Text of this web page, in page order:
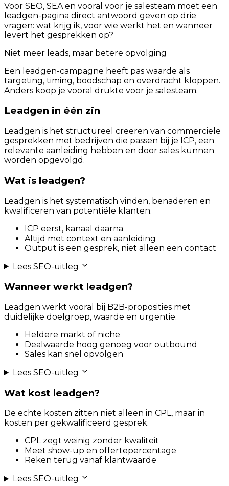
Voor SEO, SEA en vooral voor je salesteam moet een
leadgen-pagina direct antwoord geven op drie
vragen: wat krijg ik, voor wie werkt het en wanneer
levert het gesprekken op?
Niet meer leads, maar betere opvolging
Een leadgen-campagne heeft pas waarde als
targeting, timing, boodschap en overdracht kloppen.
Anders koop je vooral drukte voor je salesteam.
Leadgen in één zin
Leadgen is het structureel creëren van commerciële
gesprekken met bedrijven die passen bij je ICP, een
relevante aanleiding hebben en door sales kunnen
worden opgevolgd.
Wat is leadgen?
Leadgen is het systematisch vinden, benaderen en
kwalificeren van potentiële klanten.
ICP eerst, kanaal daarna
Altijd met context en aanleiding
Output is een gesprek, niet alleen een contact
Lees SEO-uitleg
Wanneer werkt leadgen?
Leadgen werkt vooral bij B2B-proposities met
duidelijke doelgroep, waarde en urgentie.
Heldere markt of niche
Dealwaarde hoog genoeg voor outbound
Sales kan snel opvolgen
Lees SEO-uitleg
Wat kost leadgen?
De echte kosten zitten niet alleen in CPL, maar in
kosten per gekwalificeerd gesprek.
CPL zegt weinig zonder kwaliteit
Meet show-up en offertepercentage
Reken terug vanaf klantwaarde
Lees SEO-uitleg